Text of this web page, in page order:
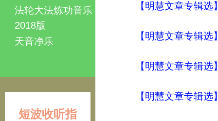
法轮大法炼功音乐
2018版
天音净乐
短波收听指
【明慧文章专辑
【明慧文章专辑
【明慧文章专辑
【明慧文章专辑